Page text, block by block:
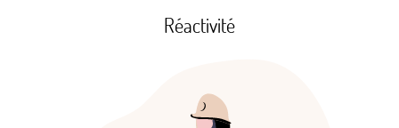
Réactivité